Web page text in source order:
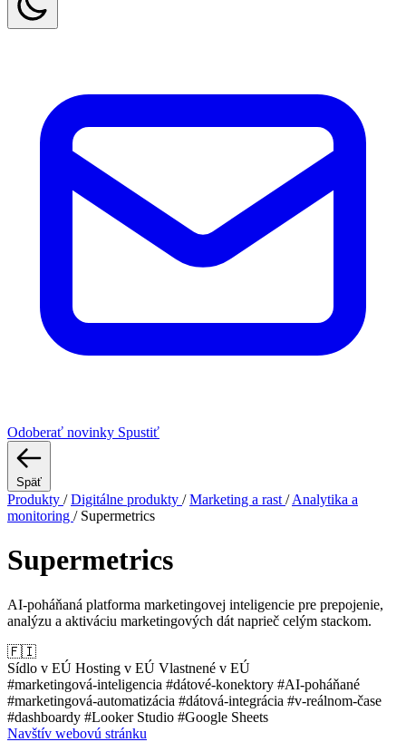
Odoberať novinky Spustiť
Späť
Produkty / Digitálne produkty / Marketing a rast / Analytika a
monitoring / Supermetrics
Supermetrics
AI-poháňaná platforma marketingovej inteligencie pre prepojenie,
analýzu a aktiváciu marketingových dát naprieč celým stackom.
🇫🇮
Sídlo v EÚ Hosting v EÚ Vlastnené v EÚ
#marketingová-inteligencia #dátové-konektory #AI-poháňané
#marketingová-automatizácia #dátová-integrácia #v-reálnom-čase
#dashboardy #Looker Studio #Google Sheets
Navštív webovú stránku